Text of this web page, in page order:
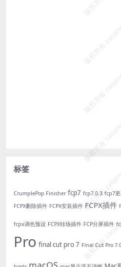
标签
CrumplePop Finisher fcp7 fcp7.0.3 fcp7
FCPX删除插件 FCPX安装插件 FCPX插件
fcpx调色预设 FCPX转场插件 FCP分屏插件
Pro final cut pro 7 Final Cut Pro
版权所有
版权所有
版权所有
版权所有
版权所有